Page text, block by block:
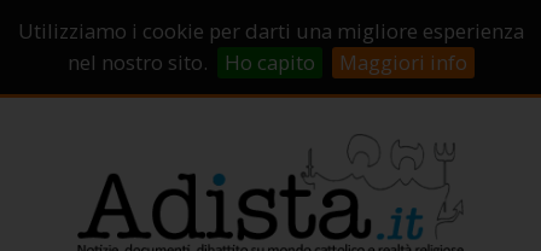
Utilizziamo i cookie per darti una migliore esperienza
nel nostro sito.
Ho capito Maggiori info
Campagne di crowdfunding
Chi Siamo